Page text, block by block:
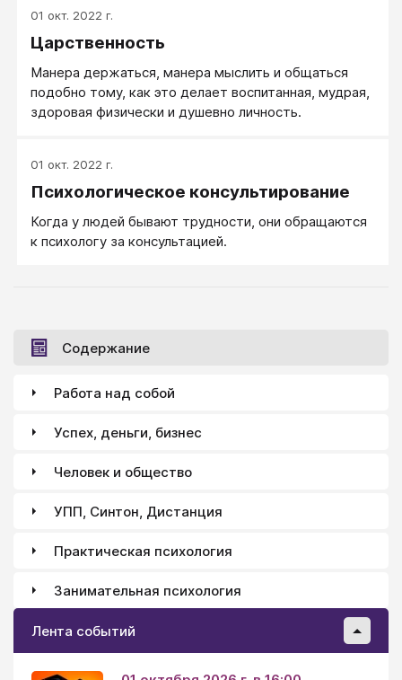
01 окт. 2022 г.
Царственность
Манера держаться, манера мыслить и общаться
подобно тому, как это делает воспитанная, мудрая,
здоровая физически и душевно личность.
01 окт. 2022 г.
Психологическое консультирование
Когда у людей бывают трудности, они обращаются
к психологу за консультацией.
Содержание
Работа над собой
Успех, деньги, бизнес
Человек и общество
УПП, Синтон, Дистанция
Практическая психология
Занимательная психология
Лента событий